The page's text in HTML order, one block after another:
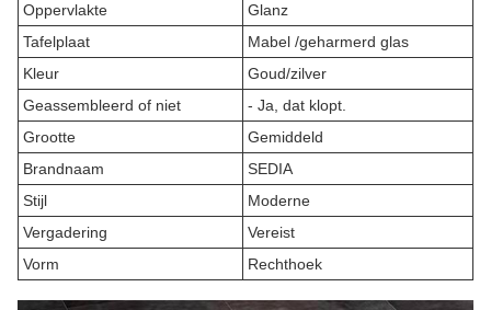
Oppervlakte
Glanz
Tafelplaat
Mabel /geharmerd glas
Kleur
Goud/zilver
Geassembleerd of niet
- Ja, dat klopt.
Grootte
Gemiddeld
Brandnaam
SEDIA
Stijl
Moderne
Vergadering
Vereist
Vorm
Rechthoek